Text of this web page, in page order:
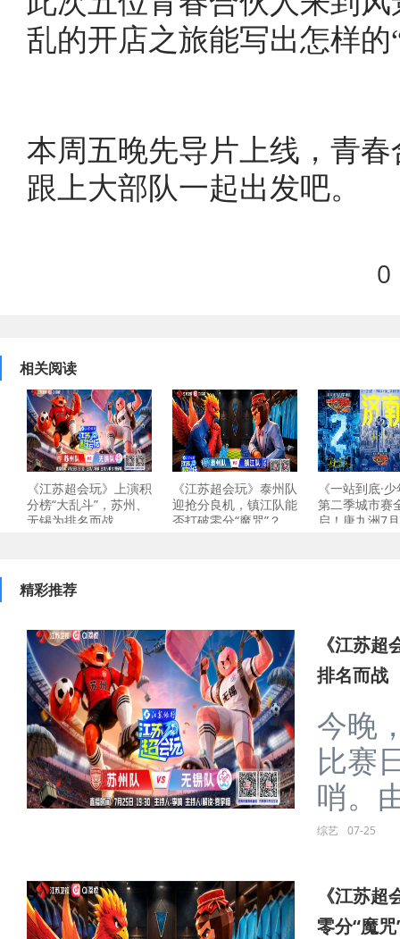
乱的开店之旅能写出怎样
本周五晚先导片上线，青
跟上大部队一起出发吧。
0
相关阅读
《江苏超会玩》上演积
分榜“大乱斗”，苏州、
无锡为排名而战
《江苏超会玩》泰州队
迎抢分良机，镇江队能
否打破零分“魔咒”？
《一站到底·
第二季城市赛
启！唐九洲7
精彩推荐
《江苏
排名而战
今晚
比赛
哨。
综艺 07-25
《江苏
零分“魔